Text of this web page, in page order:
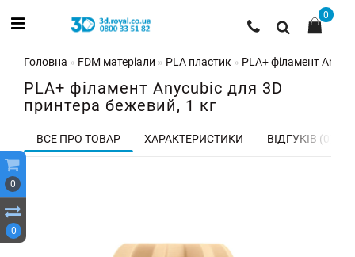
0
0
0
Головна FDM матеріали PLA пластик PLA+ філамент
PLA+ філамент Anycubic для 3D
принтера бежевий, 1 кг
ВСЕ ПРО ТОВАР ХАРАКТЕРИСТИКИ ВІДГУКІВ (0)